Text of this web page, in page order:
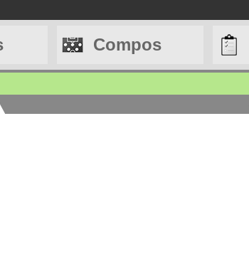
Compos